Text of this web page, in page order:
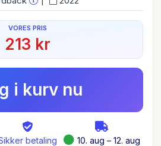
VORES PRIS
213 kr
i kurv nu
betaling 10. aug – 12. aug